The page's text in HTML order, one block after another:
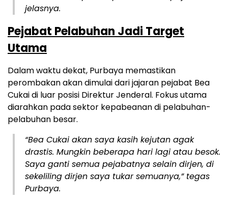
jelasnya.
Pejabat Pelabuhan Jadi Target
Utama
Dalam waktu dekat, Purbaya memastikan
perombakan akan dimulai dari jajaran pejabat Bea
Cukai di luar posisi Direktur Jenderal. Fokus utama
diarahkan pada sektor kepabeanan di pelabuhan-
pelabuhan besar.
“Bea Cukai akan saya kasih kejutan agak
drastis. Mungkin beberapa hari lagi atau besok.
Saya ganti semua pejabatnya selain dirjen, di
sekeliling dirjen saya tukar semuanya,” tegas
Purbaya.